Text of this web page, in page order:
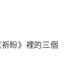
，但看我這麼
，也沒能如願
的能耐、本事
不得已服了
盼》裡的三個